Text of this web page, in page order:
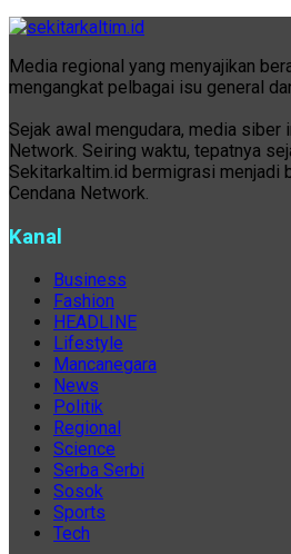
Media regional yang menyajikan
mengangkat pelbagai isu general
Sejak awal mengudara, media siber
Network. Seiring waktu, tepatnya
Sekitarkaltim.id bermigrasi menjadi
Cendana Network.
Kanal
Business
Fashion
HEADLINE
Lifestyle
Mancanegara
News
Politik
Regional
Science
Serba Serbi
Sosok
Sports
Tech